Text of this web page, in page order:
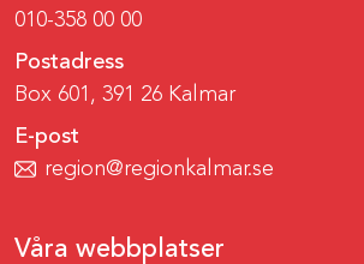
010-358 00 00
Postadress
Box 601, 391 26 Kalmar
E-post
region@regionkalmar.se
Våra webbplatser